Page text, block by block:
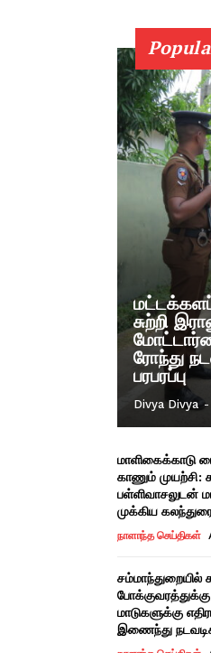
சுற்றி
ரோந்து
பரபரப்பு
Divya Divya -
மாளிகைக்காடு
காணும்
பள்ளிவாசலுடன்
முக்கிய
நாளாந்த செய்திகள்
சம்மாந்துறையில்
மாடுகளுக்கு
இணைந்து